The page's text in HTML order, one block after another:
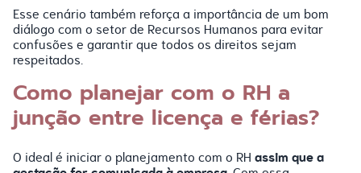
Esse cenário também reforça a importância de um bom
diálogo com o setor de Recursos Humanos para evitar
confusões e garantir que todos os direitos sejam
respeitados.
Como planejar com o RH a
junção entre licença e férias?
O ideal é iniciar o planejamento com o RHassim que a